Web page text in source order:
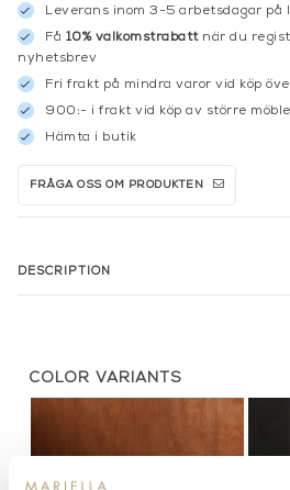
Leverans inom 3-5 arbetsdagar på
Få 10% välkomstrabattnär du
nyhetsbrev
Fri frakt på mindra varor vid köp
900:- i frakt vid köp av större
Hämta i butik
FRÅGA OSS OM PRODUKTEN
DESCRIPTION
COLOR VARIANTS